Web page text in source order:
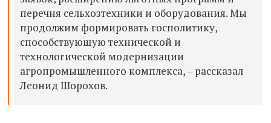
перечня сельхозтехники и оборудования. Мы
продолжим формировать госполитику,
способствующую технической и
технологической модернизации
агропромышленного комплекса, – рассказал
Леонид Шорохов.